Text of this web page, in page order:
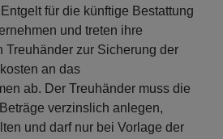
für die künftige Bestattung
und treten ihre
Treuhänder zur Sicherung der
an das
ab. Der Treuhänder muss die
verzinslich anlegen,
und darf nur bei Vorlage der